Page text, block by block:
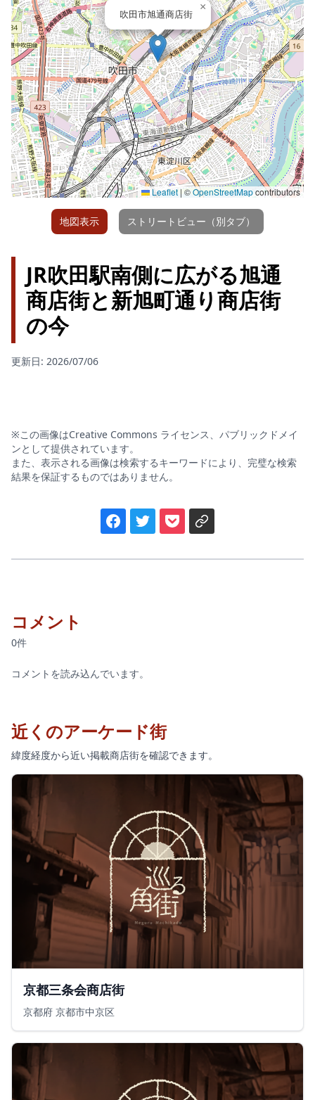
吹田市旭通商店街
×
Leaflet |©OpenStreetMapcontributors
地図表示 ストリートビュー（別タブ）
JR吹田駅南側に広がる旭通
商店街と新旭町通り商店街
の今
更新日: 2026/07/06
※この画像はCreative Commons ライセンス、パブリックドメイ
ンとして提供されています。
また、表示される画像は検索するキーワードにより、完璧な検索
結果を保証するものではありません。
コメント
0件
コメントを読み込んでいます。
近くのアーケード街
緯度経度から近い掲載商店街を確認できます。
京都三条会商店街
京都府 京都市中京区